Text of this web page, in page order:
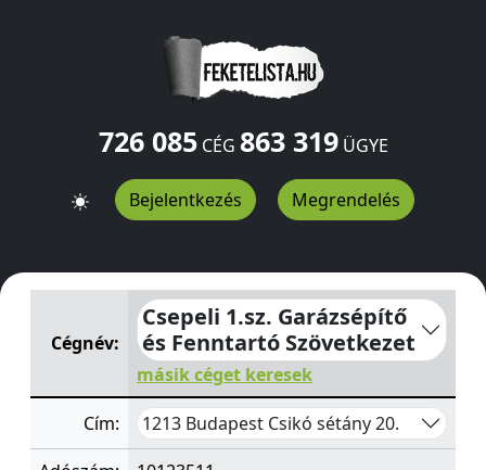
726 085CÉG 863 319ÜGYE
Bejelentkezés Megrendelés
Csepeli 1.sz. Garázsépítő és Fenntartó Szövetkezet
Cégnév:
Csepeli 1.sz. Garázsépítő
és Fenntartó Szövetkezet
másik céget keresek
Cím: 1213 Budapest Csikó sétány 20.